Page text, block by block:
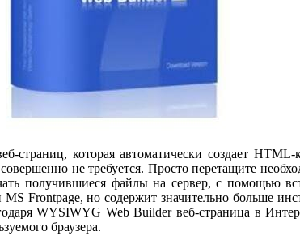
страниц, которая автоматически создает
не требуется. Просто перетащите
получившиеся файлы на сервер, с помощью
Frontpage, но содержит значительно больше
WYSIWYG Web Builder веб-страница в
браузера.